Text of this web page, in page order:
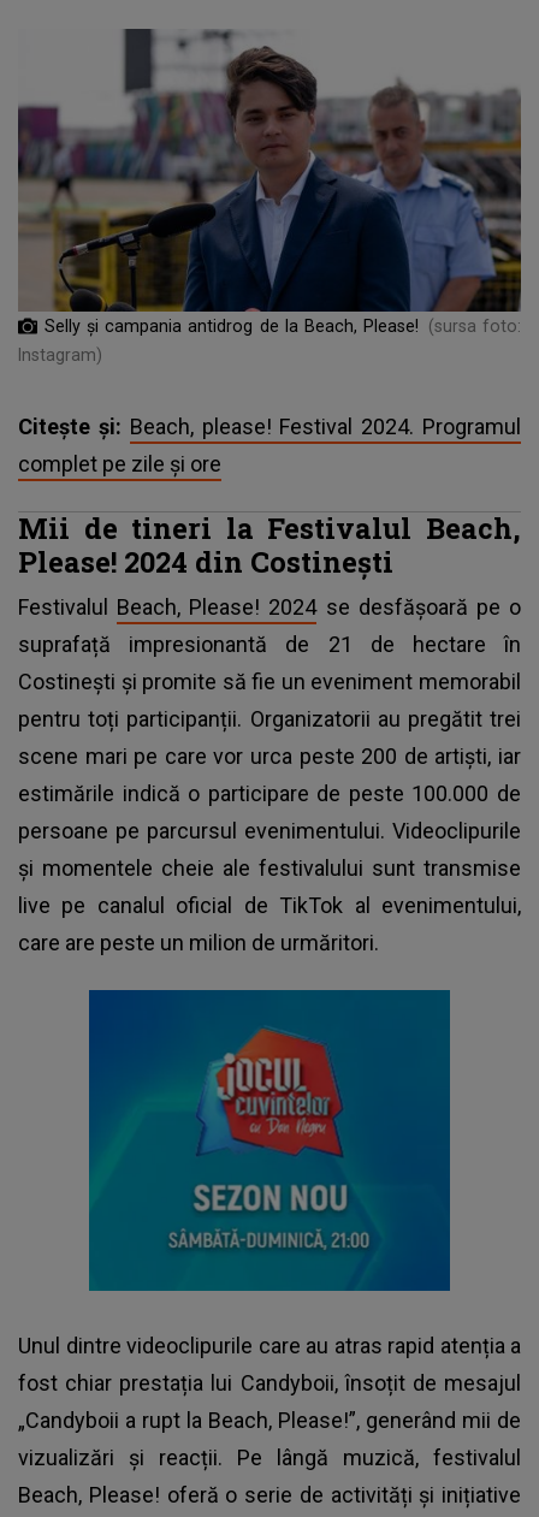
Selly și campania antidrog de la Beach, Please!
(sursa foto:
Instagram)
Citește și: Beach, please! Festival 2024. Programul
complet pe zile și ore
Mii de tineri la Festivalul Beach,
Please! 2024 din Costinești
Festivalul Beach, Please! 2024se desfășoară pe o
suprafață impresionantă de 21 de hectare în
Costinești și promite să fie un eveniment memorabil
pentru toți participanții. Organizatorii au pregătit trei
scene mari pe care vor urca peste 200 de artiști, iar
estimările indică o participare de peste 100.000 de
persoane pe parcursul evenimentului. Videoclipurile
și momentele cheie ale festivalului sunt transmise
live pe canalul oficial de TikTok al evenimentului,
care are peste un milion de urmăritori.
Unul dintre videoclipurile care au atras rapid atenția a
fost chiar prestația lui Candyboii, însoțit de mesajul
„Candyboii a rupt la Beach, Please!”, generând mii de
vizualizări și reacții. Pe lângă muzică, festivalul
Beach, Please! oferă o serie de activități și inițiative